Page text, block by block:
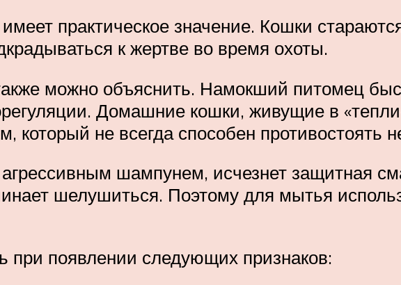
имеет практическое значение. Кошки
к жертве во время охоты.
можно объяснить. Намокший питомец
Домашние кошки, живущие в
который не всегда способен противостоять
агрессивным шампунем, исчезнет защитная
шелушиться. Поэтому для мытья
при появлении следующих признаков: